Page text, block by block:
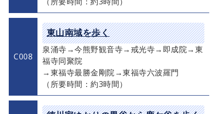
C008
東山南域を歩く
泉涌寺→今熊野観音寺→戒光寺→即成院→東
福寺同聚院
→東福寺最勝金剛院→東福寺六波羅門
（所要時間：約3時間）